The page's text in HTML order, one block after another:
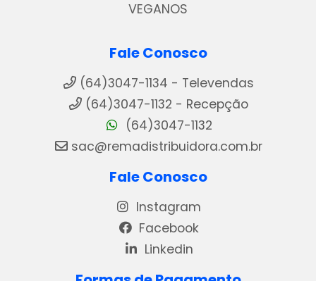
VEGANOS
Fale Conosco
(64)3047-1134 - Televendas
(64)3047-1132 - Recepção
(64)3047-1132
sac@remadistribuidora.com.br
Fale Conosco
Instagram
Facebook
Linkedin